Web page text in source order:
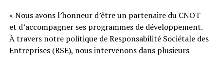
« Nous avons l’honneur d’être un partenaire du CNOT
et d’accompagner ses programmes de développement.
À travers notre politique de Responsabilité Sociétale des
Entreprises (RSE), nous intervenons dans plusieurs